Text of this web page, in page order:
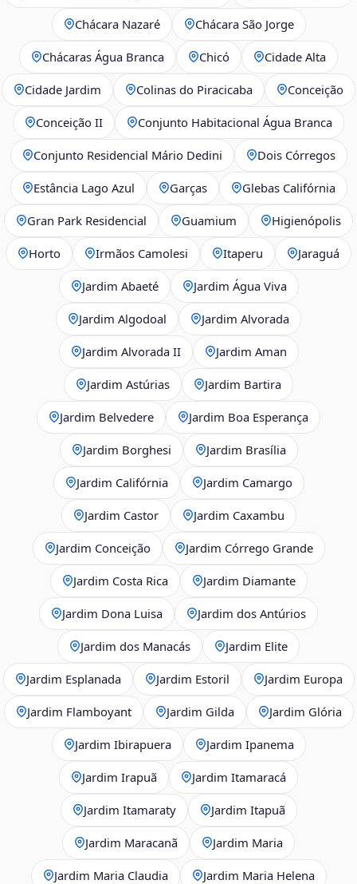
Chácara Nazaré Chácara São Jorge
Chácaras Água Branca Chicó Cidade Alta
Cidade Jardim Colinas do Piracicaba Conceição
Conceição II Conjunto Habitacional Água Branca
Conjunto Residencial Mário Dedini Dois Córregos
Estância Lago Azul Garças Glebas Califórnia
Gran Park Residencial Guamium Higienópolis
Horto Irmãos Camolesi Itaperu Jaraguá
Jardim Abaeté Jardim Água Viva
Jardim Algodoal Jardim Alvorada
Jardim Alvorada II Jardim Aman
Jardim Astúrias Jardim Bartira
Jardim Belvedere Jardim Boa Esperança
Jardim Borghesi Jardim Brasília
Jardim Califórnia Jardim Camargo
Jardim Castor Jardim Caxambu
Jardim Conceição Jardim Córrego Grande
Jardim Costa Rica Jardim Diamante
Jardim Dona Luisa Jardim dos Antúrios
Jardim dos Manacás Jardim Elite
Jardim Esplanada Jardim Estoril Jardim Europa
Jardim Flamboyant Jardim Gilda Jardim Glória
Jardim Ibirapuera Jardim Ipanema
Jardim Irapuã Jardim Itamaracá
Jardim Itamaraty Jardim Itapuã
Jardim Maracanã Jardim Maria
Jardim Maria Claudia Jardim Maria Helena